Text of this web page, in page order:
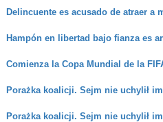
Delincuente es acusado de atraer a
Hampón en libertad bajo fianza es
Comienza la Copa Mundial de la
Porażka koalicji. Sejm nie uchylił
Porażka koalicji. Sejm nie uchylił